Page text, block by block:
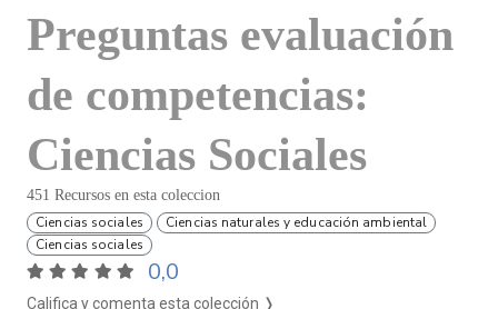
Preguntas evaluación
de competencias:
Ciencias Sociales
451 Recursos en esta coleccion
Ciencias sociales
Ciencias naturales y educación ambiental
Ciencias sociales
0,0
Califica y comenta esta colección ❭